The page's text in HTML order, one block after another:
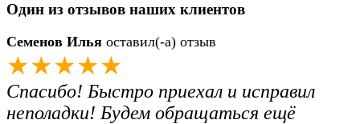
Один из отзывов наших клиентов
Семенов Илья оставил(-а) отзыв
★★★★★
Спасибо! Быстро приехал и исправил
неполадки! Будем обращаться ещё